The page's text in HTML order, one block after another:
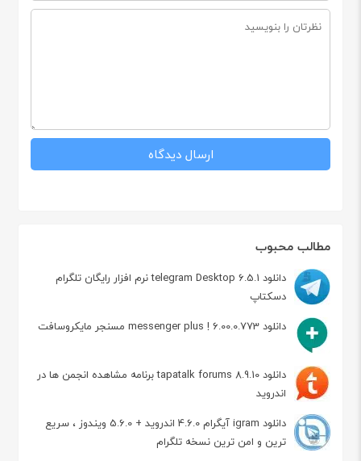
مطالب محبوب
دانلود telegram Desktop 6.5.1 نرم افزار رایگان تلگرام
دسکتاپ
دانلود messenger plus ! 6.00.0.773 مسنجر مایکروسافت
دانلود tapatalk forums 8.9.10 برنامه مشاهده انجمن ها در
اندروید
دانلود igram آیگرام 4.6.0 اندروید + 5.6.0 ویندوز ، سریع
ترین و امن ترین نسخه تلگرام